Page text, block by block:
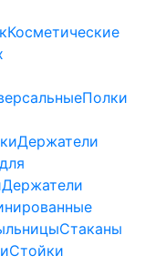
Косметические
Полки
Держатели
Держатели
Стаканы
Стойки